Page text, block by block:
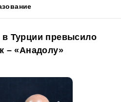
Турции превысило
– «Анадолу»